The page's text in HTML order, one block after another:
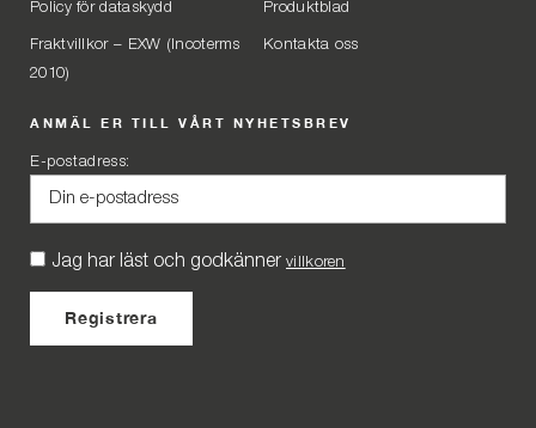
Policy för dataskydd Produktblad
Fraktvillkor – EXW (Incoterms
2010)
Kontakta oss
ANMÄL ER TILL VÅRT NYHETSBREV
E-postadress:
Jag har läst och godkänner villkoren